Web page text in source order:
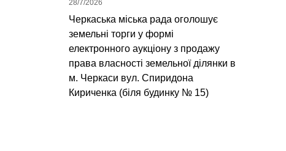
Черкаська міська рада оголошує
земельні торги у формі
електронного аукціону з продажу
права власності земельної ділянки в
м. Черкаси вул. Спиридона
Кириченка (біля будинку № 15)
28/7/2026